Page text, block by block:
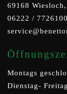
69168 Wiesloch,
06222 / 7726100
Montags
Dienstag-